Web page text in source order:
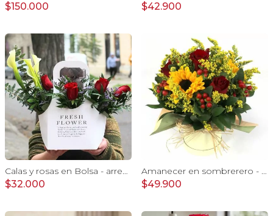
$150.000 $42.900
Calas y rosas en Bolsa - arreglo calas y rosas rojo
$32.000
Amanecer en sombrerero - Arreglo floral de girasoles, rosas rojo, e hypericum
$49.900